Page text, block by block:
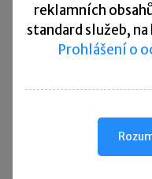
20. 8. 2026
Splatnost paušální
24. 8. 2026
Daňové přiznání a
Přehled všech termínů ►
reklamních
standard služeb,
Prohlášení o